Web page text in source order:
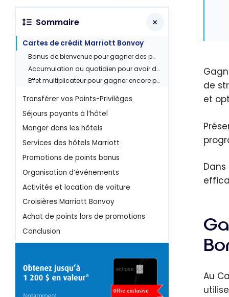
de
et
Au
Sommaire
Cartes de crédit Marriott Bonvoy
Bonus de bienvenue pour gagner des points Marriott Bonvoy
Accumulation au quotidien pour avoir des points Marriott Bonvoy
Effet multiplicateur pour gagner encore plus de points Marriott
Transférer vos Points-Privilèges
Séjours payants à l’hôtel
Manger dans les hôtels
Services des hôtels Marriott
Promotions de points bonus
Organisation d’événements
Activités et location de voiture
Croisières Marriott Bonvoy
Achat de points lors de promotions
Conclusion